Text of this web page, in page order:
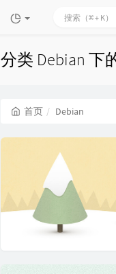
分类 Debian 下
首页 Debian